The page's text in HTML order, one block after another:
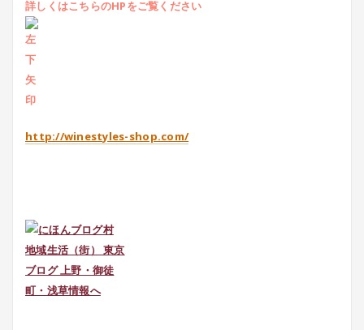
詳しくはこちらのHPをご覧ください
http://winestyles-shop.com/